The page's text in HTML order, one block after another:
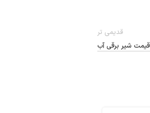
قدیمی تر
قیمت شیر برقی آب